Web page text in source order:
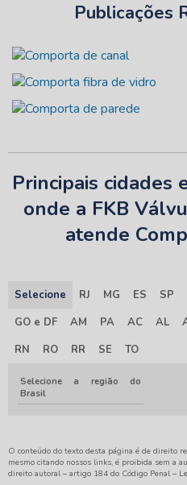
Publicações
Principais cidades
onde a FKB
atende
Selecione RJ MG ES SP
GO e DF
AM PA AC AL
RN
RO RR SE TO
Selecione a região do
Brasil
O conteúdo do texto desta página é de direito
mesmo citando nossos links, é proibida sem a
direito autoral – artigo 184 do Código Penal –